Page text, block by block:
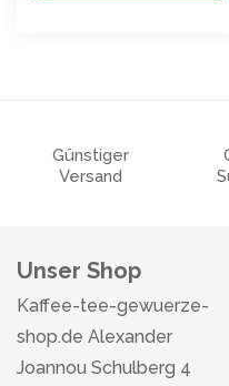
Günstiger
Versand
Unser Shop
Kaffee-tee-gewuerze-
shop.de Alexander
Joannou Schulberg 4